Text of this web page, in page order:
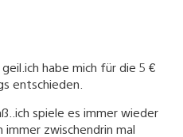
habe mich für die 5 €
entschieden.
spiele es immer wieder
immer zwischendrin mal